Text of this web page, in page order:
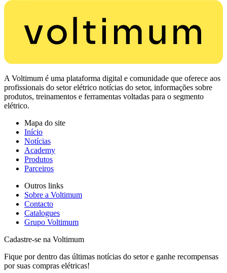
A Voltimum é uma plataforma digital e comunidade que oferece aos
profissionais do setor elétrico notícias do setor, informações sobre
produtos, treinamentos e ferramentas voltadas para o segmento
elétrico.
Mapa do site
Início
Notícias
Academy
Produtos
Parceiros
Outros links
Sobre a Voltimum
Contacto
Catalogues
Grupo Voltimum
Cadastre-se na Voltimum
Fique por dentro das últimas notícias do setor e ganhe recompensas
por suas compras elétricas!